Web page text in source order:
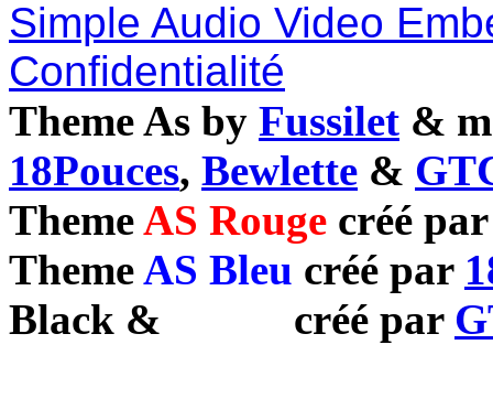
Simple Audio Video
Confidentialité
Theme As by Fussilet &
18Pouces, Bewlette &
ThemeAS Rouge créé
ThemeAS Bleu créé par
Black & créé par